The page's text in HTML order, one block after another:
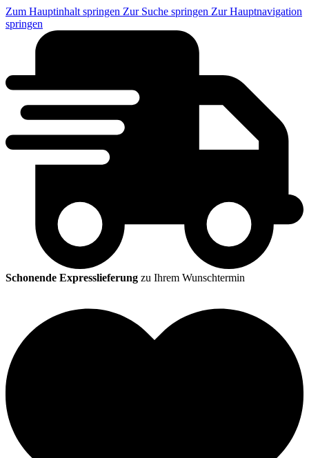
Zum Hauptinhalt springen Zur Suche springen Zur Hauptnavigation
springen
Schonende Expresslieferung zu Ihrem Wunschtermin